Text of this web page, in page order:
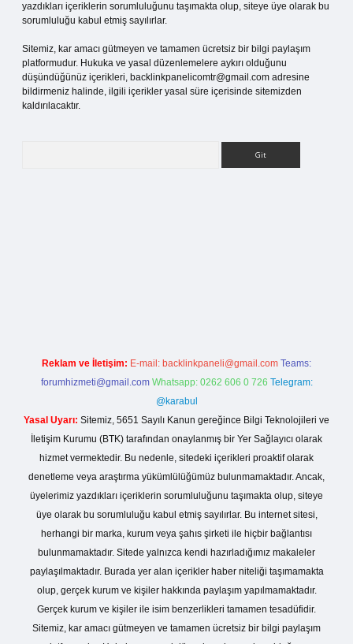
yazdıkları içeriklerin sorumluluğunu taşımakta olup, siteye üye olarak bu
sorumluluğu kabul etmiş sayılırlar.
Sitemiz, kar amacı gütmeyen ve tamamen ücretsiz bir bilgi paylaşım
platformudur. Hukuka ve yasal düzenlemelere aykırı olduğunu
düşündüğünüz içerikleri, backlinkpanelicomtr@gmail.com adresine
bildirmeniz halinde, ilgili içerikler yasal süre içerisinde sitemizden
kaldırılacaktır.
Reklam ve İletişim: E-mail: backlinkpaneli@gmail.com Teams:
forumhizmeti@gmail.com Whatsapp: 0262 606 0 726 Telegram:
@karabul
Yasal Uyarı: Sitemiz, 5651 Sayılı Kanun gereğince Bilgi Teknolojileri ve
İletişim Kurumu (BTK) tarafından onaylanmış bir Yer Sağlayıcı olarak
hizmet vermektedir. Bu nedenle, sitedeki içerikleri proaktif olarak
denetleme veya araştırma yükümlülüğümüz bulunmamaktadır. Ancak,
üyelerimiz yazdıkları içeriklerin sorumluluğunu taşımakta olup, siteye
üye olarak bu sorumluluğu kabul etmiş sayılırlar. Bu internet sitesi,
herhangi bir marka, kurum veya şahıs şirketi ile hiçbir bağlantısı
bulunmamaktadır. Sitede yalnızca kendi hazırladığımız makaleler
paylaşılmaktadır. Burada yer alan içerikler haber niteliği taşımamakta
olup, gerçek kurum ve kişiler hakkında paylaşım yapılmamaktadır.
Gerçek kurum ve kişiler ile isim benzerlikleri tamamen tesadüfidir.
Sitemiz, kar amacı gütmeyen ve tamamen ücretsiz bir bilgi paylaşım